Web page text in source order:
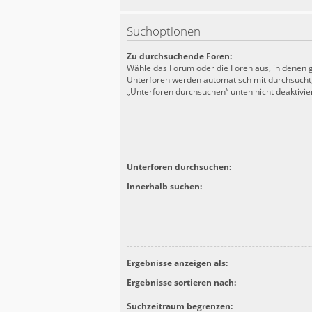
Suchoptionen
Zu durchsuchende Foren:
Wähle das Forum oder die Foren aus, in denen
Unterforen werden automatisch mit
„Unterforen durchsuchen“ unten nicht
Unterforen durchsuchen:
Innerhalb suchen:
Ergebnisse anzeigen als:
Ergebnisse sortieren nach:
Suchzeitraum begrenzen: